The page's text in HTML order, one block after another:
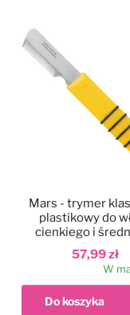
57,99 zł
Mars - trymer
plastikowy do
cienkiego i
(99M430)
W